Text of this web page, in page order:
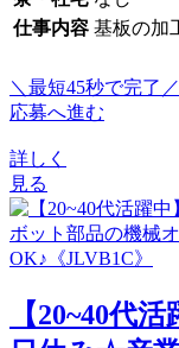
仕事内容 基板の加
＼最短45秒で完了／
応募へ進む
詳しく
見る
【20~40代